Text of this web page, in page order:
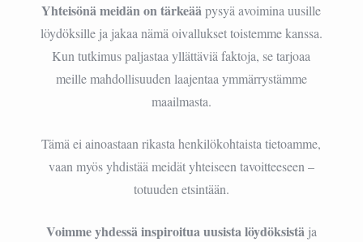
Yhteisönä meidän on tärkeääpysyä avoimina uusille
löydöksille ja jakaa nämä oivallukset toistemme kanssa.
Kun tutkimus paljastaa yllättäviä faktoja, se tarjoaa
meille mahdollisuuden laajentaa ymmärrystämme
maailmasta.
Tämä ei ainoastaan rikasta henkilökohtaista tietoamme,
vaan myös yhdistää meidät yhteiseen tavoitteeseen –
totuuden etsintään.
Voimme yhdessä inspiroitua uusista löydöksistä ja